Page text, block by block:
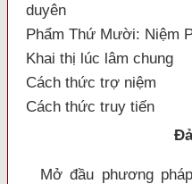
duyên
Phẩm Thứ Mười: Niệm
Khai thị lúc lâm chung
Cách thức trợ niệm
Cách thức truy tiến
Mở đầu phương